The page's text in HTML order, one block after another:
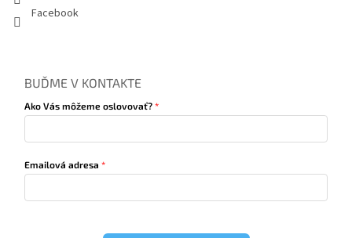
Facebook
BUĎME V KONTAKTE
Ako Vás môžeme oslovovať?
Emailová adresa